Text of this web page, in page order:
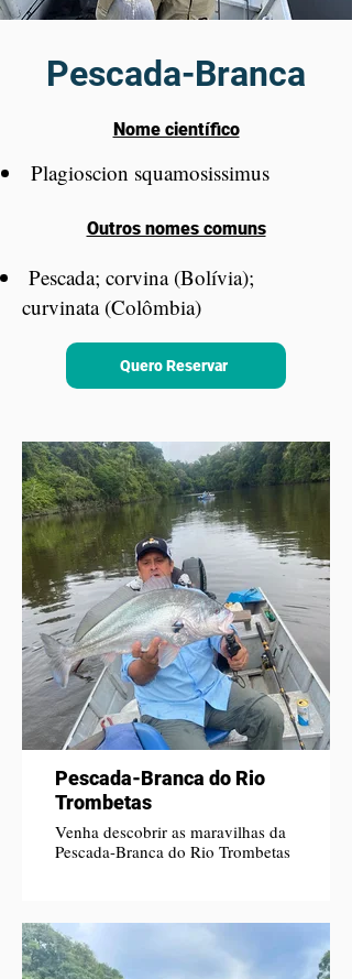
Pescada-Branca
Nome científico
Plagioscion squamosissimus
Outros nomes comuns
Pescada; corvina (Bolívia);
curvinata (Colômbia)
Quero Reservar
Pescada-Branca do Rio
Trombetas
Venha descobrir as maravilhas da
Pescada-Branca do Rio Trombetas